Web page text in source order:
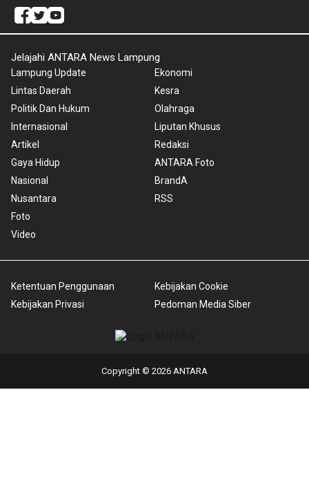
Jelajahi ANTARA News Lampung
Lampung Update
Lintas Daerah
Politik Dan Hukum
Internasional
Artikel
Gaya Hidup
Nasional
Nusantara
Foto
Video
Ekonomi
Kesra
Olahraga
Liputan Khusus
Redaksi
ANTARA Foto
BrandA
RSS
Ketentuan Penggunaan
Kebijakan Privasi
Kebijakan Cookie
Pedoman Media Siber
Copyright © 2026 ANTARA